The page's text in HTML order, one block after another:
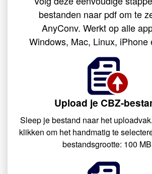
bestanden naar pdf om te
AnyConv. Werkt op alle
Windows, Mac, Linux, iPhone
Upload je CBZ-
Sleep je bestand naar het
klikken om het handmatig te
bestandsgrootte: 100